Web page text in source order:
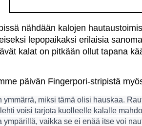
nähdään kalojen
lepopaikaksi erilaisia
kalat on pitkään ollut tapana
päivän Fingerpori-stripistä
ymmärrä, miksi tämä olisi hauskaa.
voisi tarjota kuolleelle kalalle
ympärillä, vaikka se ei enää itse voi